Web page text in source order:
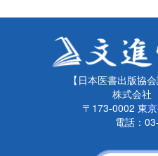
【日本医書出版協
株式会社
〒173-0002 東
電話：